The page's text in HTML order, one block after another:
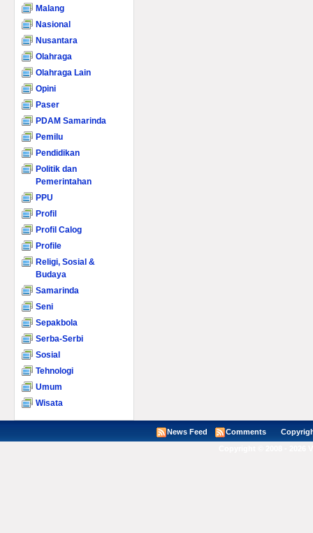
Malang
Nasional
Nusantara
Olahraga
Olahraga Lain
Opini
Paser
PDAM Samarinda
Pemilu
Pendidikan
Politik dan
Pemerintahan
PPU
Profil
Profil Calog
Profile
Religi, Sosial &
Budaya
Samarinda
Seni
Sepakbola
Serba-Serbi
Sosial
Tehnologi
Umum
Wisata
News Feed Comments Copyright